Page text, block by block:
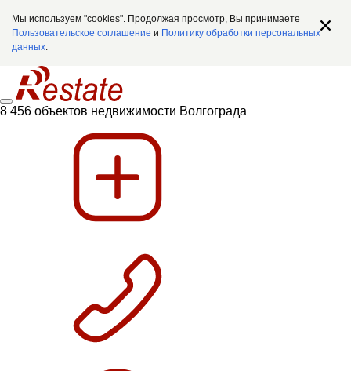
Мы используем "cookies". Продолжая просмотр, Вы принимаете
Пользовательское соглашение и Политику обработки персональных
данных.
8 456 объектов недвижимости Волгограда